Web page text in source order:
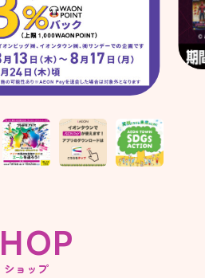
HOP
ショップ